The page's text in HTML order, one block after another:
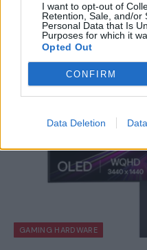
I want to opt-out of
Retention, Sale, and/or
Personal Data that Is
Purposes for which it
Opted Out
CONFIRM
Data Deletion
LATEST
GAMING HARDWARE